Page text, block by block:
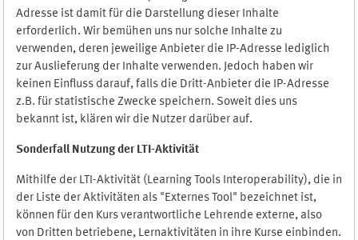
Adresse ist damit für die Darstellung dieser Inhalte
erforderlich. Wir bemühen uns nur solche Inhalte zu
verwenden, deren jeweilige Anbieter die IP-Adresse lediglich
zur Auslieferung der Inhalte verwenden. Jedoch haben wir
keinen Einfluss darauf, falls die Dritt-Anbieter die IP-Adresse
z.B. für statistische Zwecke speichern. Soweit dies uns
bekannt ist, klären wir die Nutzer darüber auf.
Sonderfall Nutzung der LTI-Aktivität
Mithilfe der LTI-Aktivität (Learning Tools Interoperability), die in
der Liste der Aktivitäten als "Externes Tool" bezeichnet ist,
können für den Kurs verantwortliche Lehrende externe, also
von Dritten betriebene, Lernaktivitäten in ihre Kurse einbinden.